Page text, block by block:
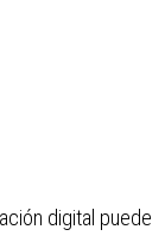
digital puede